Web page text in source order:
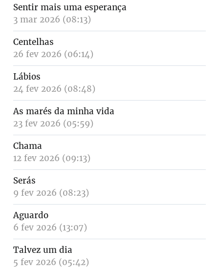
Sentir mais uma esperança
3 mar 2026 (08:13)
Centelhas
26 fev 2026 (06:14)
Lábios
24 fev 2026 (08:48)
As marés da minha vida
23 fev 2026 (05:59)
Chama
12 fev 2026 (09:13)
Serás
9 fev 2026 (08:23)
Aguardo
6 fev 2026 (13:07)
Talvez um dia
5 fev 2026 (05:42)